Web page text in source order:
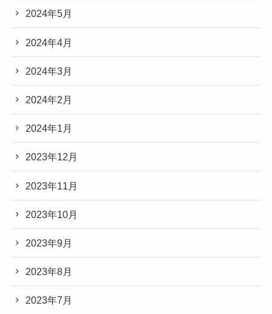
2024年5月
2024年4月
2024年3月
2024年2月
2024年1月
2023年12月
2023年11月
2023年10月
2023年9月
2023年8月
2023年7月